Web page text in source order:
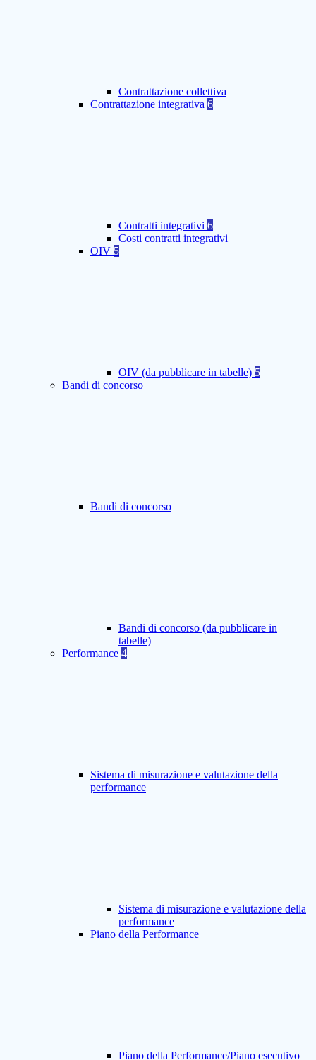
Contrattazione collettiva
Contrattazione integrativa 6
Contratti integrativi 6
Costi contratti integrativi
OIV 5
OIV (da pubblicare in tabelle) 5
Bandi di concorso
Bandi di concorso
Bandi di concorso (da pubblicare in
tabelle)
Performance 4
Sistema di misurazione e valutazione della
performance
Sistema di misurazione e valutazione della
performance
Piano della Performance
Piano della Performance/Piano esecutivo